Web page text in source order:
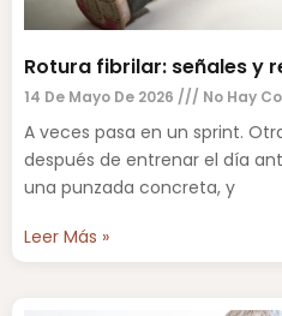
Rotura fibrilar: señales y
14 De Mayo De 2026 No Hay
A veces pasa en un sprint.
después de entrenar el día
una punzada concreta, y
Leer Más »